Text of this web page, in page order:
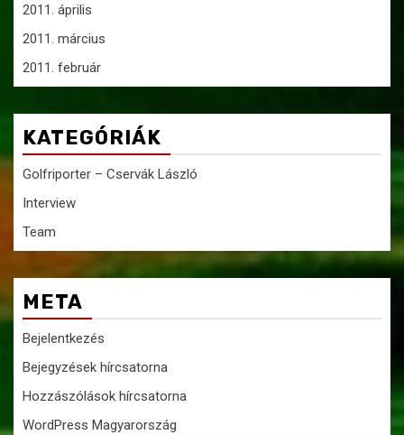
2011. április
2011. március
2011. február
KATEGÓRIÁK
Golfriporter – Cservák László
Interview
Team
META
Bejelentkezés
Bejegyzések hírcsatorna
Hozzászólások hírcsatorna
WordPress Magyarország